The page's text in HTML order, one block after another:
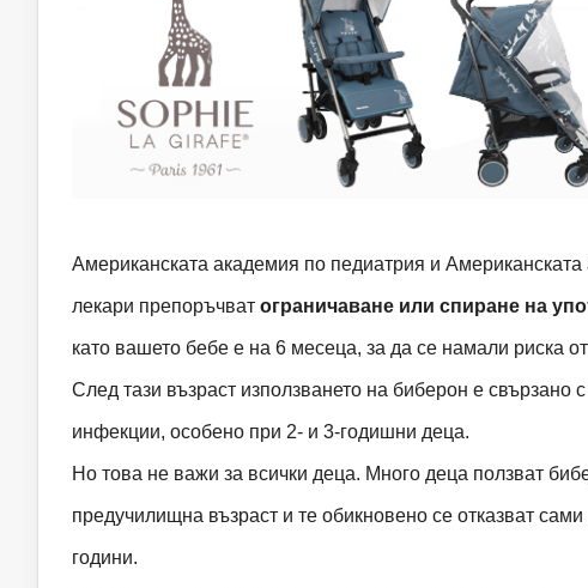
Американската академия по педиатрия и
лекари препоръчват ограничаване или спиране на
като вашето бебе е на 6 месеца, за да се намали риска
След тази възраст използването на биберон е свързано
инфекции, особено при 2- и 3-годишни деца.
Но това не важи за всички деца. Много деца ползват
предучилищна възраст и те обикновено се отказват
години.